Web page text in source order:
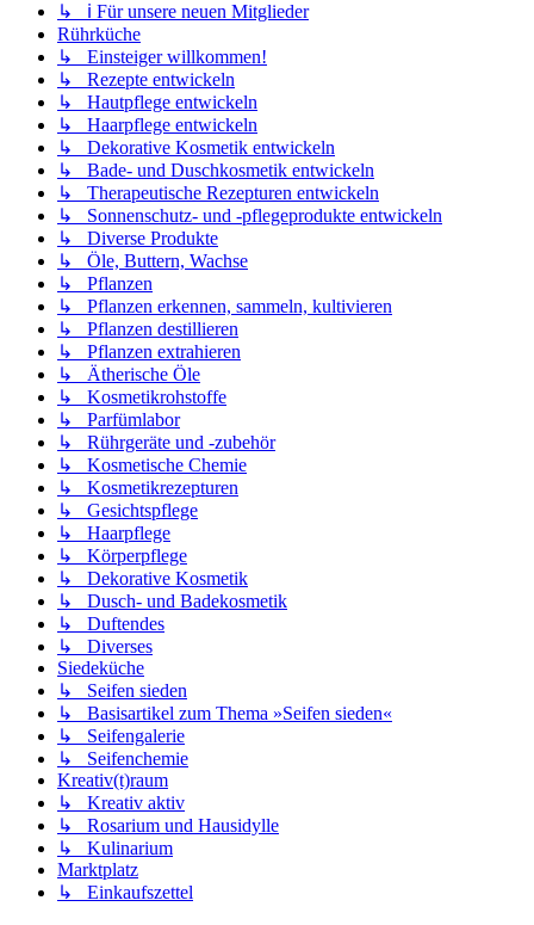
↳ ℹ️ Für unsere neuen Mitglieder
Rührküche
↳ Einsteiger willkommen!
↳ Rezepte entwickeln
↳ Hautpflege entwickeln
↳ Haarpflege entwickeln
↳ Dekorative Kosmetik entwickeln
↳ Bade- und Duschkosmetik entwickeln
↳ Therapeutische Rezepturen entwickeln
↳ Sonnenschutz- und -pflegeprodukte entwickeln
↳ Diverse Produkte
↳ Öle, Buttern, Wachse
↳ Pflanzen
↳ Pflanzen erkennen, sammeln, kultivieren
↳ Pflanzen destillieren
↳ Pflanzen extrahieren
↳ Ätherische Öle
↳ Kosmetikrohstoffe
↳ Parfümlabor
↳ Rührgeräte und -zubehör
↳ Kosmetische Chemie
↳ Kosmetikrezepturen
↳ Gesichtspflege
↳ Haarpflege
↳ Körperpflege
↳ Dekorative Kosmetik
↳ Dusch- und Badekosmetik
↳ Duftendes
↳ Diverses
Siedeküche
↳ Seifen sieden
↳ Basisartikel zum Thema »Seifen sieden«
↳ Seifengalerie
↳ Seifenchemie
Kreativ(t)raum
↳ Kreativ aktiv
↳ Rosarium und Hausidylle
↳ Kulinarium
Marktplatz
↳ Einkaufszettel